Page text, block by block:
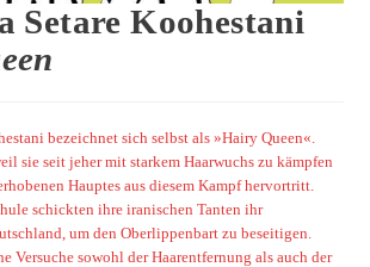
Setare Koohestani
bezeichnet sich selbst als »Hairy Queen«.
sie seit jeher mit starkem Haarwuchs zu kämpfen
Hauptes aus diesem Kampf hervortritt.
schickten ihre iranischen Tanten ihr
um den Oberlippenbart zu beseitigen.
Versuche sowohl der Haarentfernung als auch der